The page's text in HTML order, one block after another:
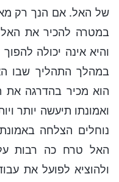
של האל. אם הנך רק
במטרה להכיר את
והיא אינה יכולה
במהלך התהליך שבו
הוא מכיר בהדרגה את
ואמונתו תיעשה יותר
נוחלים הצלחה
האל טרח כה רבות
ולהוציא לפועל את